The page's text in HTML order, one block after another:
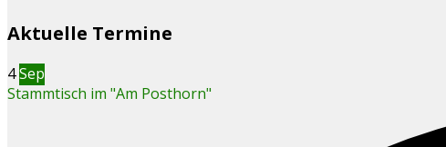
Aktuelle Termine
4Sep
Stammtisch im "Am Posthorn"